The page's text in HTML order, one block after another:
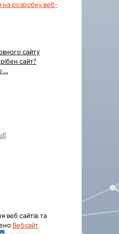
на розробку веб-
сайту
сайт?
…
веб сайтів та
Вебсайт